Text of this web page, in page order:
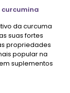
da curcuma
suas fortes
propriedades
popular na
suplementos